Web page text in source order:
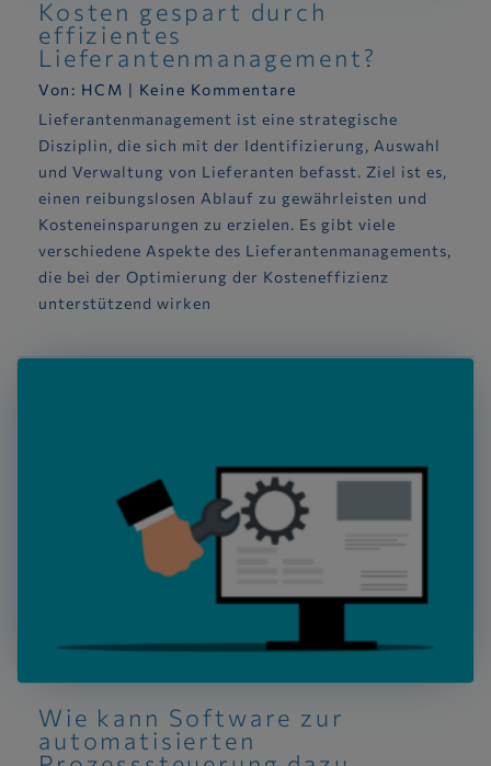
Kosten gespart durch
effizientes
Lieferantenmanagement?
Von: HCM | Keine Kommentare
Lieferantenmanagement ist eine strategische
Disziplin, die sich mit der Identifizierung, Auswahl
und Verwaltung von Lieferanten befasst. Ziel ist es,
einen reibungslosen Ablauf zu gewährleisten und
Kosteneinsparungen zu erzielen. Es gibt viele
verschiedene Aspekte des Lieferantenmanagements,
die bei der Optimierung der Kosteneffizienz
unterstützend wirken
Wie kann Software zur
automatisierten